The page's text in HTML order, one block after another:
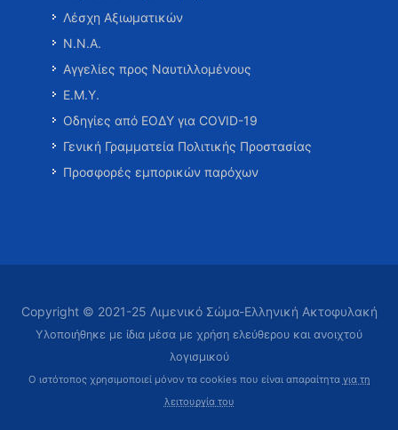
Λέσχη Αξιωματικών
Ν.Ν.Α.
Αγγελίες προς Ναυτιλλομένους
Ε.Μ.Υ.
Οδηγίες από ΕΟΔΥ για COVID-19
Γενική Γραμματεία Πολιτικής Προστασίας
Προσφορές εμπορικών παρόχων
Copyright © 2021-25 Λιμενικό Σώμα-Ελληνική Ακτοφυλακή
Υλοποιήθηκε με ίδια μέσα με χρήση ελεύθερου και ανοιχτού
λογισμικού
Ο ιστότοπος χρησιμοποιεί μόνον τα cookies που είναι απαραίτητα για τη
λειτουργία του